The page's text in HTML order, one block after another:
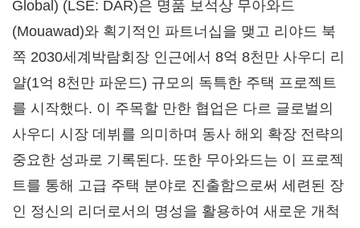
Global) (LSE: DAR)은 명품 보석상 무아와드
(Mouawad)와 획기적인 파트너십을 맺고 리야드 북
쪽 2030세계박람회장 인근에서 8억 8천만 사우디 리
얄(1억 8천만 파운드) 규모의 독특한 주택 프로젝트
를 시작했다. 이 주목할 만한 협업은 다르 글로벌의
사우디 시장 데뷔를 의미하며 동사 해외 확장 전략의
중요한 성과로 기록된다. 또한 무아와드는 이 프로젝
트를 통해 고급 주택 분야로 진출함으로써 세련된 장
인 정신의 리더로서의 명성을 활용하여 새로운 개척